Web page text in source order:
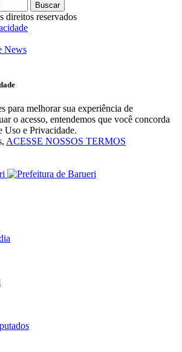
direitos reservados
para melhorar sua experiência de
o acesso, entendemos que você concorda
Uso e Privacidade.
ACESSE NOSSOS TERMOS